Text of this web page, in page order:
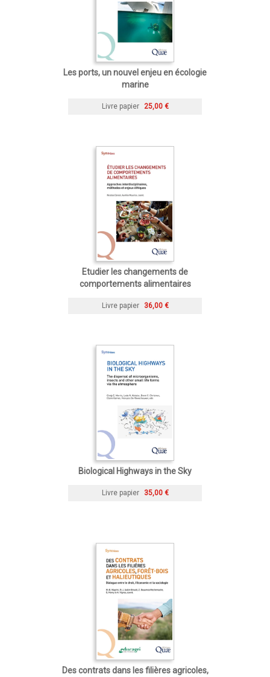
Les ports, un nouvel enjeu en écologie
marine
Livre papier 25,00 €
Etudier les changements de
comportements alimentaires
Livre papier 36,00 €
Biological Highways in the Sky
Livre papier 35,00 €
Des contrats dans les filières agricoles,